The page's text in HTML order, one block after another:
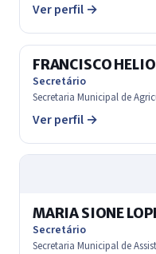
Ver perfil →
FRANCISCO
Secretário
Secretaria Municipal de
Ver perfil →
MARIA SIONE
Secretário
Secretaria Municipal de